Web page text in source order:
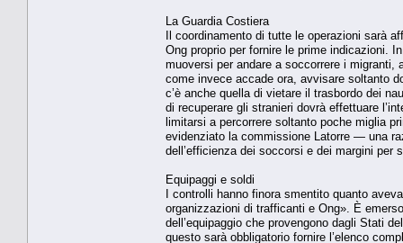
La Guardia Costiera
Il coordinamento di tutte le operazioni sarà
Ong proprio per fornire le prime indicazioni.
muoversi per andare a soccorrere i migranti,
come invece accade ora, avvisare soltanto
c’è anche quella di vietare il trasbordo dei
di recuperare gli stranieri dovrà effettuare
limitarsi a percorrere soltanto poche miglia
evidenziato la commissione Latorre — una
dell’efficienza dei soccorsi e dei margini per
Equipaggi e soldi
I controlli hanno finora smentito quanto
organizzazioni di trafficanti e Ong». È
dell’equipaggio che provengono dagli Stati
questo sarà obbligatorio fornire l’elenco